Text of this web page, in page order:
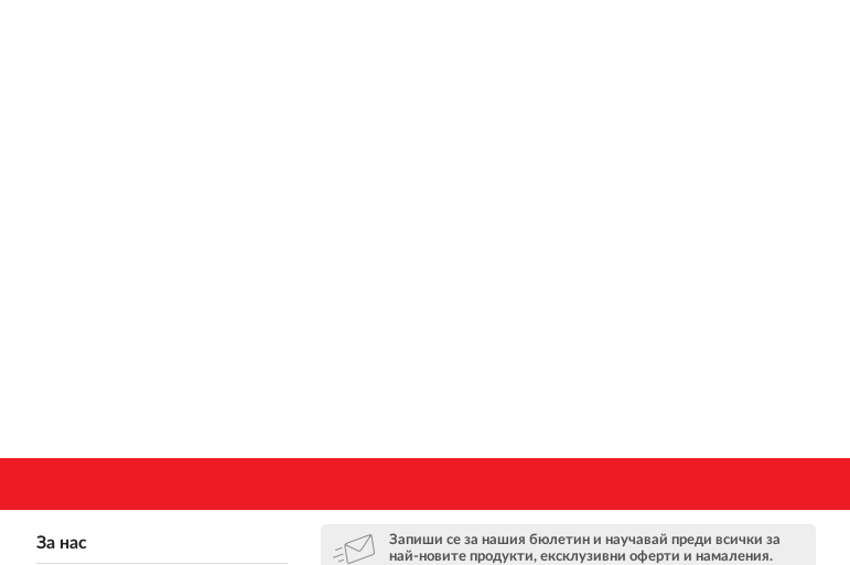
За нас
Запиши се за нашия бюлетин и научавай преди всички за
най-новите продукти, ексклузивни оферти и намаления.